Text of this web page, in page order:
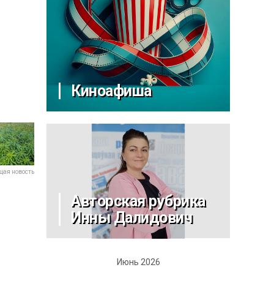
новость
Киноафиша
Авторская рубрика
Инны Далидович
Июнь 2026